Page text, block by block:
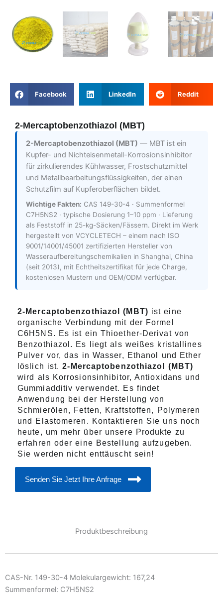
Facebook LinkedIn Reddit
2-Mercaptobenzothiazol (MBT)
2-Mercaptobenzothiazol (MBT) — MBT ist ein
Kupfer- und Nichteisenmetall-Korrosionsinhibitor
für zirkulierendes Kühlwasser, Frostschutzmittel
und Metallbearbeitungsflüssigkeiten, der einen
Schutzfilm auf Kupferoberflächen bildet.
Wichtige Fakten: CAS 149-30-4 · Summenformel
C7H5NS2 · typische Dosierung 1–10 ppm · Lieferung
als Feststoff in 25-kg-Säcken/Fässern. Direkt im Werk
hergestellt von VCYCLETECH – einem nach ISO
9001/14001/45001 zertifizierten Hersteller von
Wasseraufbereitungschemikalien in Shanghai, China
(seit 2013), mit Echtheitszertifikat für jede Charge,
kostenlosen Mustern und OEM/ODM verfügbar.
2-Mercaptobenzothiazol (MBT) ist eine
organische Verbindung mit der Formel
C6H5NS. Es ist ein Thioether-Derivat von
Benzothiazol. Es liegt als weißes kristallines
Pulver vor, das in Wasser, Ethanol und Ether
löslich ist.2-Mercaptobenzothiazol (MBT)
wird als Korrosionsinhibitor, Antioxidans und
Gummiadditiv verwendet. Es findet
Anwendung bei der Herstellung von
Schmierölen, Fetten, Kraftstoffen, Polymeren
und Elastomeren. Kontaktieren Sie uns noch
heute, um mehr über unsere Produkte zu
erfahren oder eine Bestellung aufzugeben.
Sie werden nicht enttäuscht sein!
Senden Sie Jetzt Ihre Anfrage
Produktbeschreibung
CAS-Nr. 149-30-4 Molekulargewicht: 167,24
Summenformel: C7H5NS2